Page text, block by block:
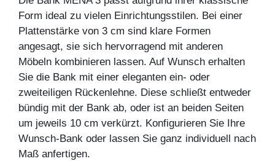
Form ideal zu vielen Einrichtungsstilen. Bei einer
Plattenstärke von 3 cm sind klare Formen
angesagt, sie sich hervorragend mit anderen
Möbeln kombinieren lassen. Auf Wunsch erhalten
Sie die Bank mit einer eleganten ein- oder
zweiteiligen Rückenlehne. Diese schließt entweder
bündig mit der Bank ab, oder ist an beiden Seiten
um jeweils 10 cm verkürzt. Konfigurieren Sie Ihre
Wunsch-Bank oder lassen Sie ganz individuell nach
Maß anfertigen.